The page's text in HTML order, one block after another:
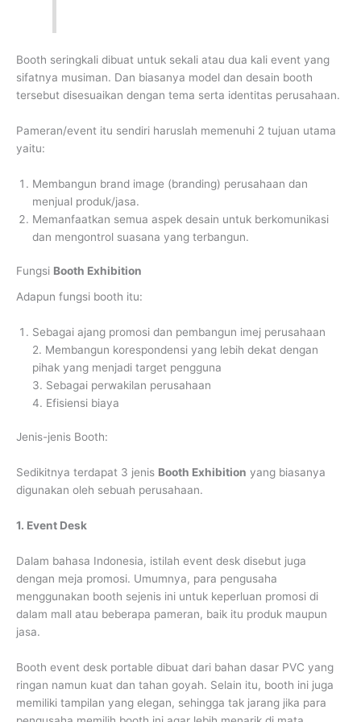
Booth seringkali dibuat untuk sekali atau dua kali event yang
sifatnya musiman. Dan biasanya model dan desain booth
tersebut disesuaikan dengan tema serta identitas perusahaan.
Pameran/event itu sendiri haruslah memenuhi 2 tujuan utama
yaitu:
Membangun brand image (branding) perusahaan dan
menjual produk/jasa.
Memanfaatkan semua aspek desain untuk berkomunikasi
dan mengontrol suasana yang terbangun.
Fungsi Booth Exhibition
Adapun fungsi booth itu:
Sebagai ajang promosi dan pembangun imej perusahaan
2. Membangun korespondensi yang lebih dekat dengan
pihak yang menjadi target pengguna
3. Sebagai perwakilan perusahaan
4. Efisiensi biaya
Jenis-jenis Booth:
Sedikitnya terdapat 3 jenis Booth Exhibition yang biasanya
digunakan oleh sebuah perusahaan.
1. Event Desk
Dalam bahasa Indonesia, istilah event desk disebut juga
dengan meja promosi. Umumnya, para pengusaha
menggunakan booth sejenis ini untuk keperluan promosi di
dalam mall atau beberapa pameran, baik itu produk maupun
jasa.
Booth event desk portable dibuat dari bahan dasar PVC yang
ringan namun kuat dan tahan goyah. Selain itu, booth ini juga
memiliki tampilan yang elegan, sehingga tak jarang jika para